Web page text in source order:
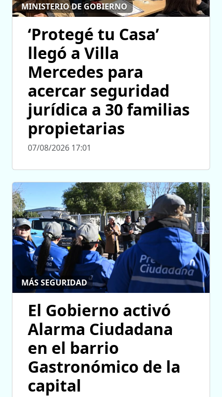
MINISTERIO DE GOBIERNO
‘Protegé tu Casa’
llegó a Villa
Mercedes para
acercar seguridad
jurídica a 30 familias
propietarias
07/08/2026 17:01
MÁS SEGURIDAD
El Gobierno activó
Alarma Ciudadana
en el barrio
Gastronómico de la
capital